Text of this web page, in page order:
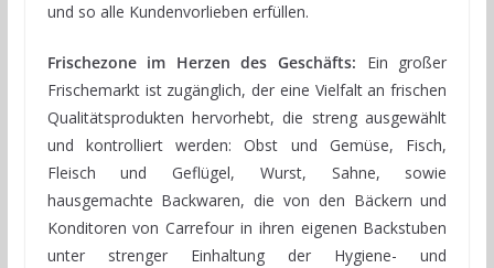
und so alle Kundenvorlieben erfüllen.
Frischezone im Herzen des Geschäfts: Ein großer
Frischemarkt ist zugänglich, der eine Vielfalt an frischen
Qualitätsprodukten hervorhebt, die streng ausgewählt
und kontrolliert werden: Obst und Gemüse, Fisch,
Fleisch und Geflügel, Wurst, Sahne, sowie
hausgemachte Backwaren, die von den Bäckern und
Konditoren von Carrefour in ihren eigenen Backstuben
unter strenger Einhaltung der Hygiene- und